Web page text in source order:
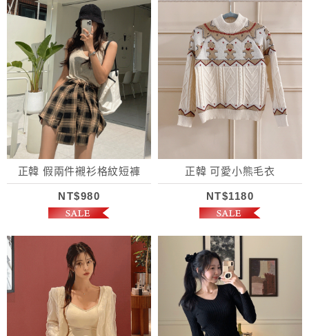
正韓 假兩件襯衫格紋短褲
NT$980
正韓 可愛小熊毛衣
NT$1180